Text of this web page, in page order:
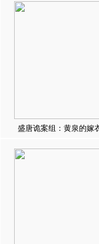
盛唐诡案组：黄泉的嫁